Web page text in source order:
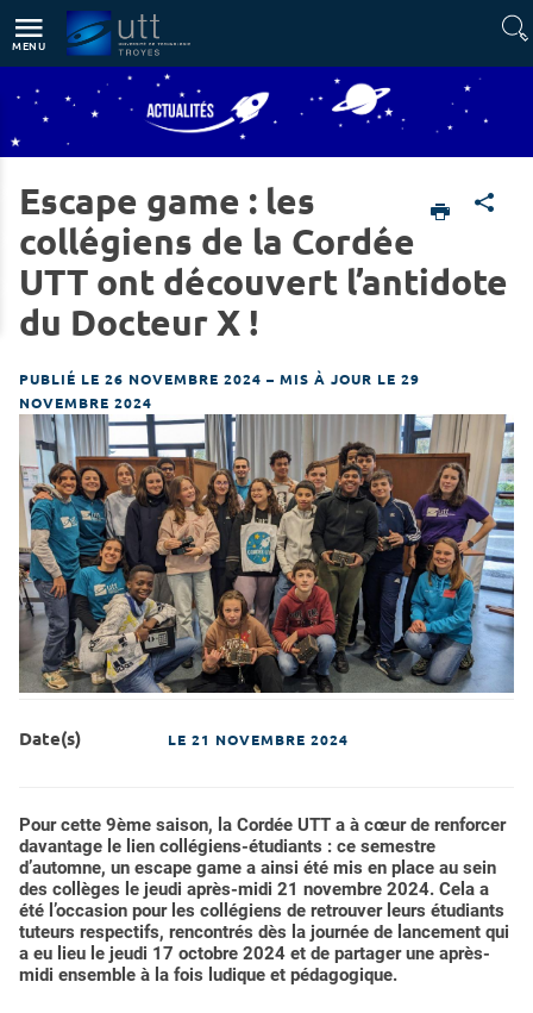
MENU
Accueil Actualités & Agenda Actualités
Escape game : les
collégiens de la Cordée
UTT ont découvert l’antidote
du Docteur X !
PUBLIÉ LE 26 NOVEMBRE 2024 – MIS À JOUR LE 29
NOVEMBRE 2024
Date(s) LE 21 NOVEMBRE 2024
Pour cette 9ème saison, la Cordée UTT a à cœur de renforcer
davantage le lien collégiens-étudiants : ce semestre
d’automne, un escape game a ainsi été mis en place au sein
des collèges le jeudi après-midi 21 novembre 2024. Cela a
été l’occasion pour les collégiens de retrouver leurs étudiants
tuteurs respectifs, rencontrés dès la journée de lancement qui
a eu lieu le jeudi 17 octobre 2024 et de partager une après-
midi ensemble à la fois ludique et pédagogique.